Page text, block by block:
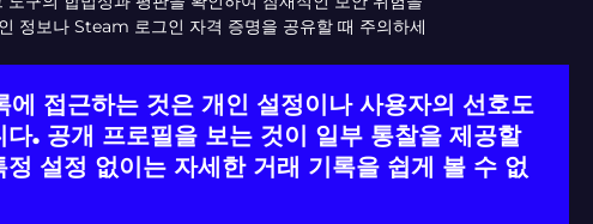
정보나 Steam 로그인 자격 증명을 공유할 때 주의하세
접근하는 것은 개인 설정이나 사용자의 선호도
. 공개 프로필을 보는 것이 일부 통찰을 제공할
설정 없이는 자세한 거래 기록을 쉽게 볼 수 없